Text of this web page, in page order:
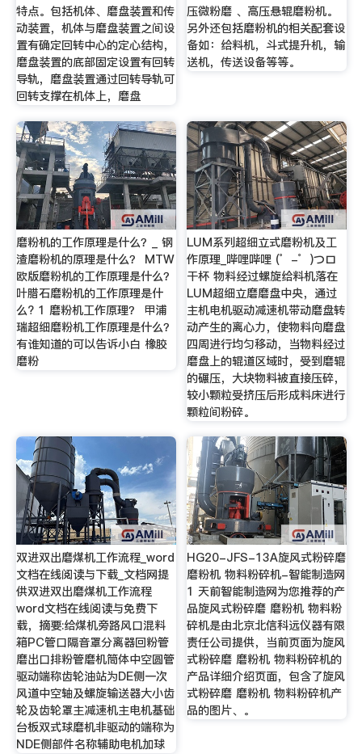
特点。包括机体、磨盘装置和传
动装置，机体与磨盘装置之间设
置有确定回转中心的定心结构，
磨盘装置的底部固定设置有回转
导轨，磨盘装置通过回转导轨可
回转支撑在机体上，磨盘
压微粉磨 、高压悬辊磨粉机。
另外还包括磨粉机的相关配套设
备如：给料机，斗式提升机，输
送机，传送设备等等。
磨粉机的工作原理是什么？_ 钢
渣磨粉机的原理是什么？ MTW
欧版磨粉机的工作原理是什么？
叶腊石磨粉机的工作原理是什
么? 1 磨粉机工作原理？ 甲浦
瑞超细磨粉机工作原理是什么？
有谁知道的可以告诉小白 橡胶
磨粉
LUM系列超细立式磨粉机及工
作原理_哔哩哔哩 (゜-゜)つロ
干杯 物料经过螺旋给料机落在
LUM超细立磨磨盘中央，通过
主机电机驱动减速机带动磨盘转
动产生的离心力，使物料向磨盘
四周进行均匀移动，当物料经过
磨盘上的辊道区域时，受到磨辊
的碾压，大块物料被直接压碎，
较小颗粒受挤压后形成料床进行
颗粒间粉碎。
双进双出磨煤机工作流程_word
文档在线阅读与下载_文档网提
供双进双出磨煤机工作流程
word文档在线阅读与免费下
载，摘要:给煤机旁路风口混料
箱PC管口隔音罩分离器回粉管
磨出口排粉管磨机筒体中空圆管
驱动端称齿轮油站为DE侧一次
风道中空轴及螺旋输送器大小齿
轮及齿轮罩主减速机主电机基础
台板双式球磨机非驱动的端称为
NDE侧部件名称辅助电机加球
HG20-JFS-13A旋风式粉碎磨
磨粉机 物料粉碎机-智能制造网
1 天前智能制造网为您推荐的产
品旋风式粉碎磨 磨粉机 物料粉
碎机是由北京北信科远仪器有限
责任公司提供，当前页面为旋风
式粉碎磨 磨粉机 物料粉碎机的
产品详细介绍页面，包含了旋风
式粉碎磨 磨粉机 物料粉碎机产
品的图片、。